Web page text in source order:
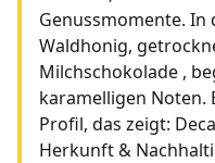
Genussmomente. In
Waldhonig,
Milchschokolade ,
karamelligen Noten.
Profil, das zeigt:
Herkunft &